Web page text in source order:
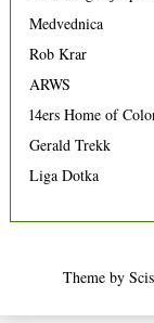
Medvednica
Rob Krar
ARWS
14ers Home of
Gerald Trekk
Liga Dotka
Theme by